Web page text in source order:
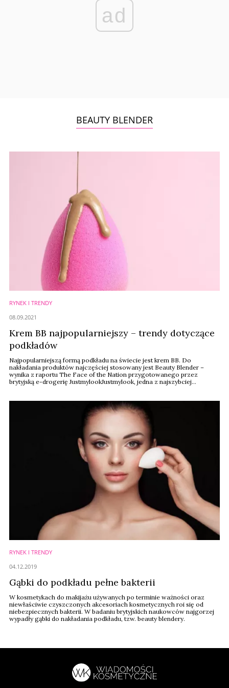
ad
BEAUTY BLENDER
RYNEK I TRENDY
Krem BB najpopularniejszy – trendy dotyczące
podkładów
Najpopularniejszą formą podkładu na świecie jest krem BB. Do
nakładania produktów najczęściej stosowany jest Beauty Blender –
wynika z raportu The Face of the Nation przygotowanego przez
brytyjską e-drogerię JustmylookJustmylook, jedna z najszybciej
08.09.2021
RYNEK I TRENDY
Gąbki do podkładu pełne bakterii
W kosmetykach do makijażu używanych po terminie ważności oraz
niewłaściwie czyszczonych akcesoriach kosmetycznych roi się od
niebezpiecznych bakterii. W badaniu brytyjskich naukowców najgorzej
wypadły gąbki do nakładania podkładu, tzw. beauty blendery.
04.12.2019